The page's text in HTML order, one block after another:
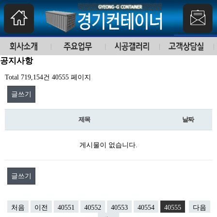
공지사항
Total 719,154건 40555 페이지
글쓰기
제목 날짜
게시물이 없습니다.
글쓰기
처음 이전 40551 40552 40553 40554 40555
다음